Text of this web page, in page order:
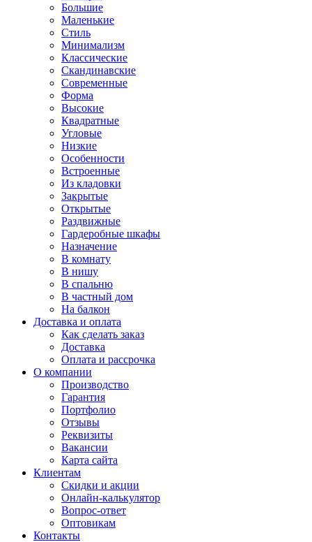
Большие
Маленькие
Стиль
Минимализм
Классические
Скандинавские
Современные
Форма
Высокие
Квадратные
Угловые
Низкие
Особенности
Встроенные
Из кладовки
Закрытые
Открытые
Раздвижные
Гардеробные шкафы
Назначение
В комнату
В нишу
В спальню
В частный дом
На балкон
Доставка и оплата
Как сделать заказ
Доставка
Оплата и рассрочка
О компании
Производство
Гарантия
Портфолио
Отзывы
Реквизиты
Вакансии
Карта сайта
Клиентам
Скидки и акции
Онлайн-калькулятор
Вопрос-ответ
Оптовикам
Контакты